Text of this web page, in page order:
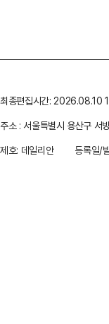
최종편집시간: 2026.08.10
주소 : 서울특별시 용산구 서
제호: 데일리안
등록일/